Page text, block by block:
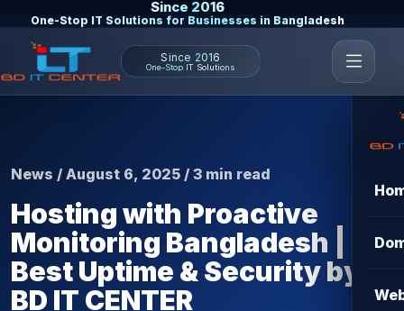
Since 2016
One-Stop IT Solutions for Businesses in Bangladesh
Since 2016
One-Stop IT Solutions
News / August 6, 2025 / 3 min read
Hosting with Proactive
Monitoring Bangladesh |
Best Uptime & Security by
BD IT CENTER